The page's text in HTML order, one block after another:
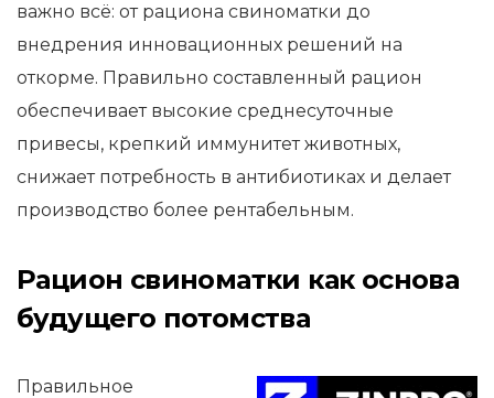
важно всё: от рациона свиноматки до
внедрения инновационных решений на
откорме. Правильно составленный рацион
обеспечивает высокие среднесуточные
привесы, крепкий иммунитет животных,
снижает потребность в антибиотиках и делает
производство более рентабельным.
Рацион свиноматки как основа
будущего потомства
Правильное